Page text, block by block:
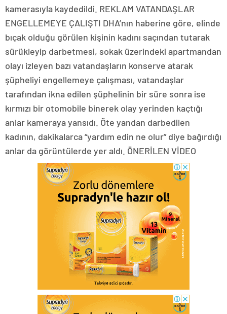
kamerasıyla kaydedildi. REKLAM VATANDAŞLAR
ENGELLEMEYE ÇALIŞTI DHA’nın haberine göre, elinde
bıçak olduğu görülen kişinin kadını saçından tutarak
sürükleyip darbetmesi, sokak üzerindeki apartmandan
olayı izleyen bazı vatandaşların konserve atarak
şüpheliyi engellemeye çalışması, vatandaşlar
tarafından ikna edilen şüphelinin bir süre sonra ise
kırmızı bir otomobile binerek olay yerinden kaçtığı
anlar kameraya yansıdı. Öte yandan darbedilen
kadının, dakikalarca “yardım edin ne olur” diye bağırdığı
anlar da görüntülerde yer aldı. ÖNERİLEN VİDEO